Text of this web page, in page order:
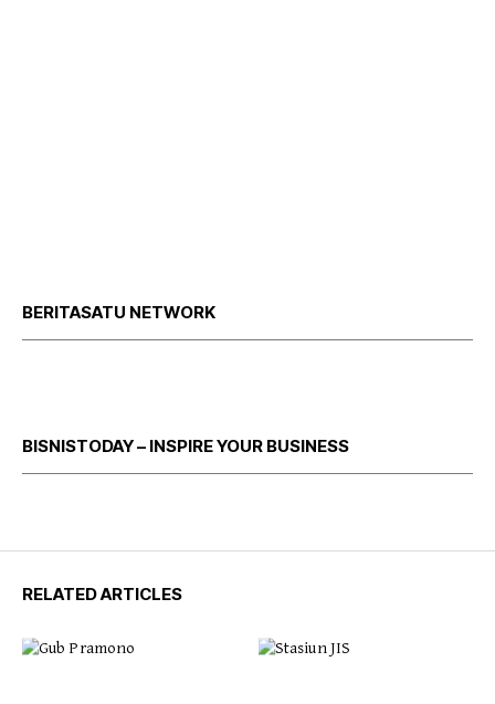
BERITASATU NETWORK
BISNISTODAY – INSPIRE YOUR BUSINESS
RELATED ARTICLES